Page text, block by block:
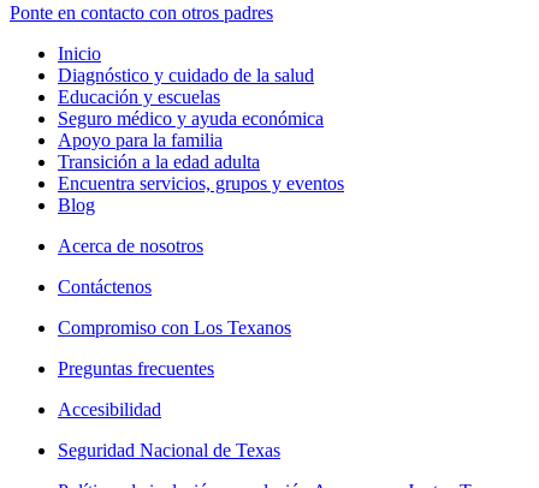
Ponte en contacto con otros padres
Inicio
Diagnóstico y cuidado de la salud
Educación y escuelas
Seguro médico y ayuda económica
Apoyo para la familia
Transición a la edad adulta
Encuentra servicios, grupos y eventos
Blog
Acerca de nosotros
Contáctenos
Compromiso con Los Texanos
Preguntas frecuentes
Accesibilidad
Seguridad Nacional de Texas